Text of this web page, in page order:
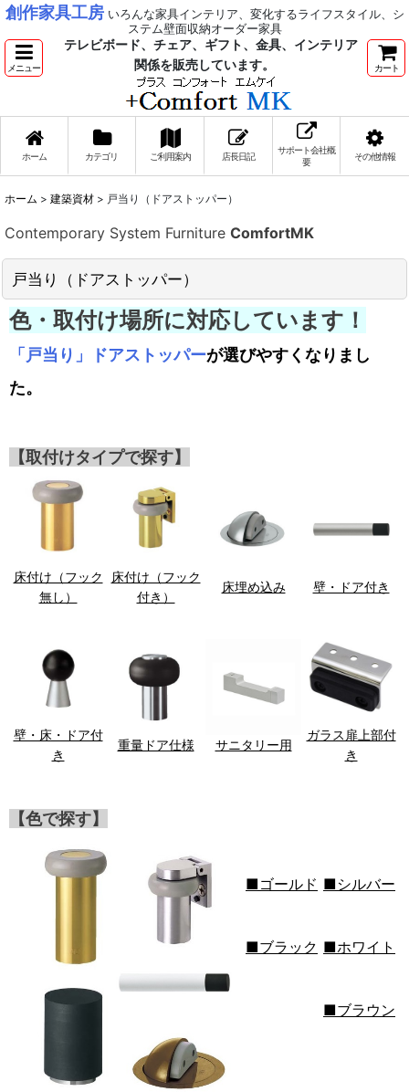
創作家具工房いろんな家具インテリア、変化するライフスタイル、シ
ステム壁面収納オーダー家具
メニュー
テレビボード、チェア、ギフト、金具、インテリア
関係を販売しています。
カート
ホーム カテゴリ ご利用案内 店長日記
サポート会社概
要
その他情報
ホーム > 建築資材 > 戸当り（ドアストッパー）
Contemporary System Furniture ComfortMK
戸当り（ドアストッパー）
色・取付け場所に対応しています！
「戸当り」ドアストッパーが選びやすくなりまし
た。
【取付けタイプで探す】
床付け（フック
無し）
床付け（フック
付き）
床埋め込み 壁・ドア付き
壁・床・ドア付
き
重量ドア仕様 サニタリー用
ガラス扉上部付
き
【色で探す】
■ゴールド
■ブラック
■シルバー
■ホワイト
■ブラウン